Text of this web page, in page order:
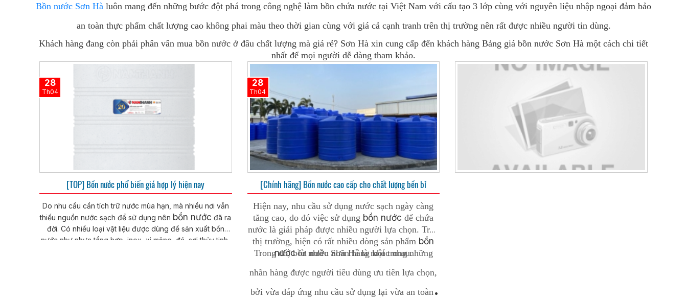
Bồn nước Sơn Hà luôn mang đến những bước đột phá trong công nghệ làm bồn chứa nước tại Việt Nam với cấu tạo 3 lớp cùng với nguyên liệu nhập ngoại đảm bảo
an toàn thực phẩm chất lượng cao không phai màu theo thời gian cùng với giá cả cạnh tranh trên thị trường nên rất được nhiều người tin dùng.
Khách hàng đang còn phải phân vân mua bồn nước ở đâu chất lượng mà giá rẻ? Sơn Hà xin cung cấp đến khách hàng Bảng giá bồn nước Sơn Hà một cách chi tiết
nhất để mọi người dễ dàng tham khảo.
[TOP] Bồn nước phổ biến giá hợp lý hiện nay
Do nhu cầu cần tích trữ nước mùa hạn, mà nhiều nơi vẫn
thiếu nguồn nước sạch để sử dụng nên bồn nước đã ra
đời. Có nhiều loại vật liệu được dùng để sản xuất bồn
nước như nhựa tổng hợp, inox, xi măng, đá, sợi thủy tinh,
28
Th04
[Chính hãng] Bồn nước cao cấp cho chất lượng bền bỉ
Hiện nay, nhu cầu sử dụng nước sạch ngày càng
tăng cao, do đó việc sử dụng bồn nước để chứa
nước là giải pháp được nhiều người lựa chọn. Trên
thị trường, hiện có rất nhiều dòng sản phẩm bồn
nướctừ nhiều nhãn hàng khác nhau.
Trong đó, bồn nước Sơn Hà là một trong những
nhãn hàng được người tiêu dùng ưu tiên lựa chọn,
bởi vừa đáp ứng nhu cầu sử dụng lại vừa an toàn,
28
Th04